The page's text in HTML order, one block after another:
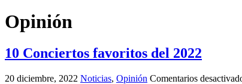
Opinión
10 Conciertos favoritos del 2022
20 diciembre, 2022 Noticias, Opinión Comentarios